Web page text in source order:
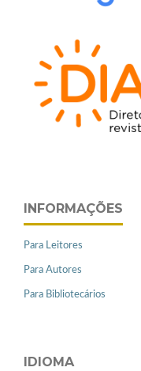
INFORMAÇÕES
Para Leitores
Para Autores
Para Bibliotecários
IDIOMA